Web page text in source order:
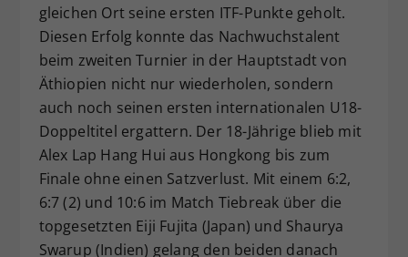
gleichen Ort seine ersten ITF-Punkte geholt.
Diesen Erfolg konnte das Nachwuchstalent
beim zweiten Turnier in der Hauptstadt von
Äthiopien nicht nur wiederholen, sondern
auch noch seinen ersten internationalen U18-
Doppeltitel ergattern. Der 18-Jährige blieb mit
Alex Lap Hang Hui aus Hongkong bis zum
Finale ohne einen Satzverlust. Mit einem 6:2,
6:7 (2) und 10:6 im Match Tiebreak über die
topgesetzten Eiji Fujita (Japan) und Shaurya
Swarup (Indien) gelang den beiden danach